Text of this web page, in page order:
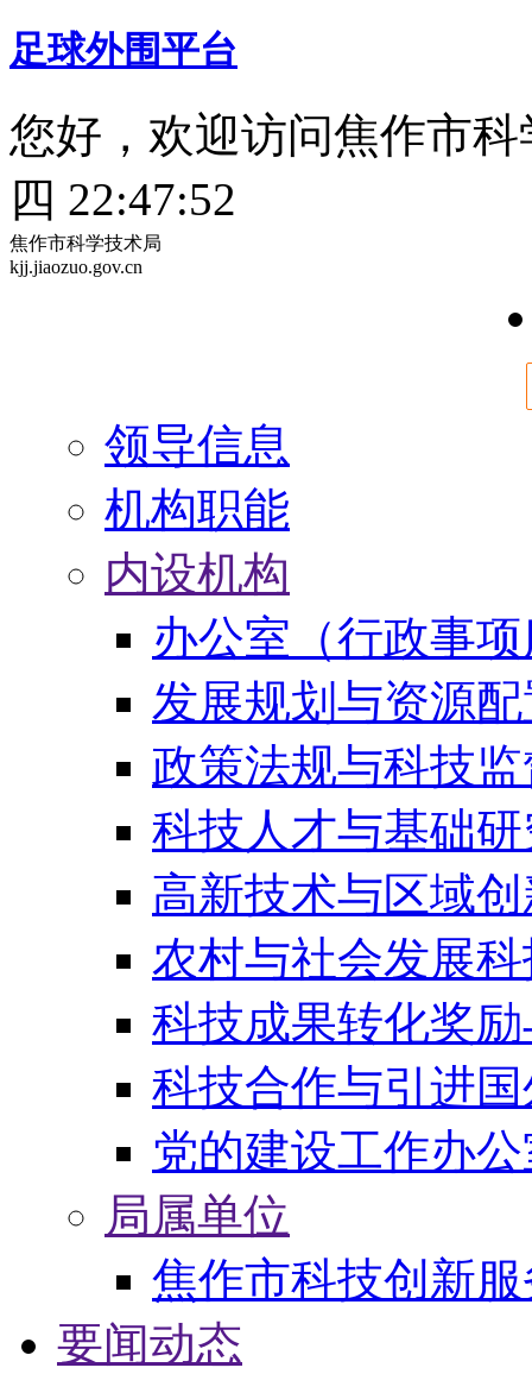
足球外围平台
您好，欢迎访问焦作市
四 22:47:53
焦作市科学技术局
kjj.jiaozuo.gov.cn
领导信息
机构职能
内设机构
办公室（行政事
发展规划与资源
政策法规与科技
科技人才与基础
高新技术与区域
农村与社会发展
科技成果转化奖
科技合作与引进
党的建设工作办
局属单位
焦作市科技创新
要闻动态